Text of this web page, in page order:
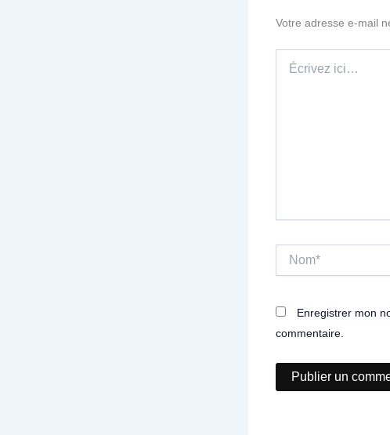
Votre adresse e-mail
ici…
Enregistrer mon
commentaire.